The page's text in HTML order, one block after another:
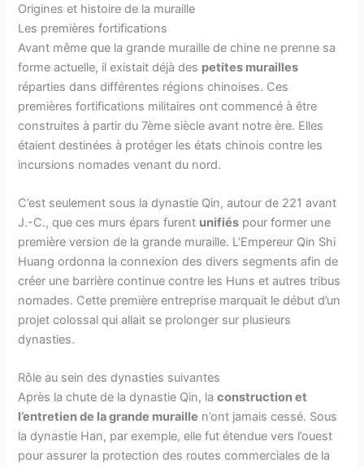
Origines et histoire de la muraille
Les premières fortifications
Avant même que la grande muraille de chine ne prenne sa
forme actuelle, il existait déjà des petites murailles
réparties dans différentes régions chinoises. Ces
premières fortifications militaires ont commencé à être
construites à partir du 7ème siècle avant notre ère. Elles
étaient destinées à protéger les états chinois contre les
incursions nomades venant du nord.
C’est seulement sous la dynastie Qin, autour de 221 avant
J.-C., que ces murs épars furent unifiés pour former une
première version de la grande muraille. L’Empereur Qin Shi
Huang ordonna la connexion des divers segments afin de
créer une barrière continue contre les Huns et autres tribus
nomades. Cette première entreprise marquait le début d’un
projet colossal qui allait se prolonger sur plusieurs
dynasties.
Rôle au sein des dynasties suivantes
Après la chute de la dynastie Qin, laconstruction et
l’entretien de la grande muraille n’ont jamais cessé. Sous
la dynastie Han, par exemple, elle fut étendue vers l’ouest
pour assurer la protection des routes commerciales de la